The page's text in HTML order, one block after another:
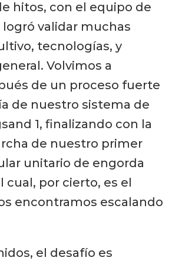
hitos, con el equipo de
logró validar muchas
tecnologías, y
Volvimos a
de un proceso fuerte
de nuestro sistema de
1, finalizando con la
de nuestro primer
unitario de engorda
cual, por cierto, es el
encontramos escalando
el desafío es